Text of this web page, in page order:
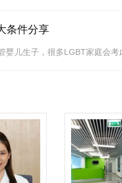
条件分享
婴儿生子，很多LGBT家庭会